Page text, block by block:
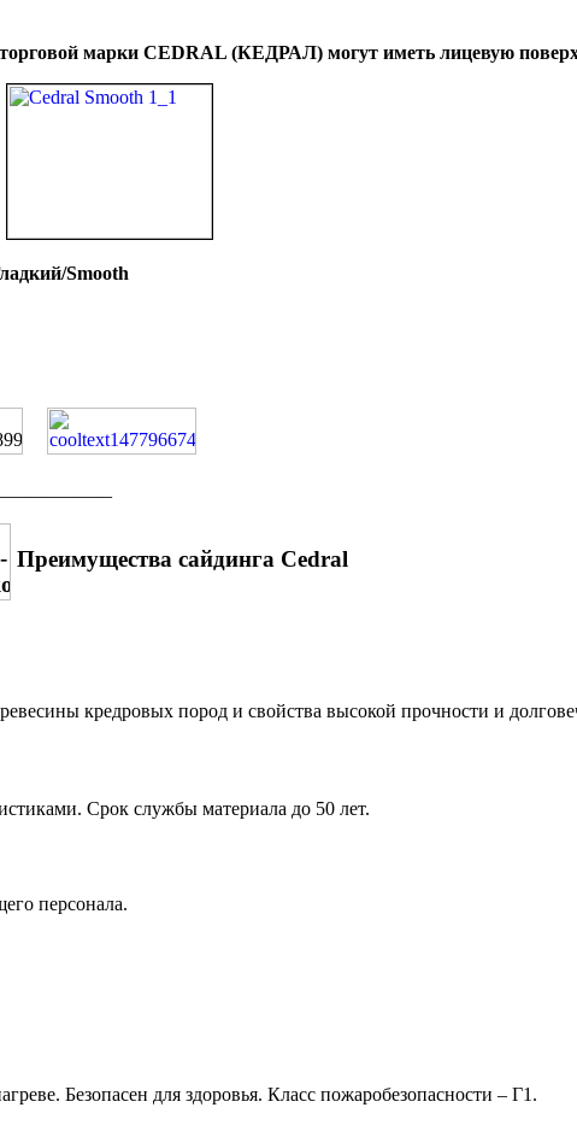
марки CEDRAL (КЕДРАЛ) могут иметь лицевую
Smooth
Преимущества сайдинга Cedral
кредровых пород и свойства высокой прочности и
Срок службы материала до 50 лет.
персонала.
Безопасен для здоровья. Класс пожаробезопасности – Г1.